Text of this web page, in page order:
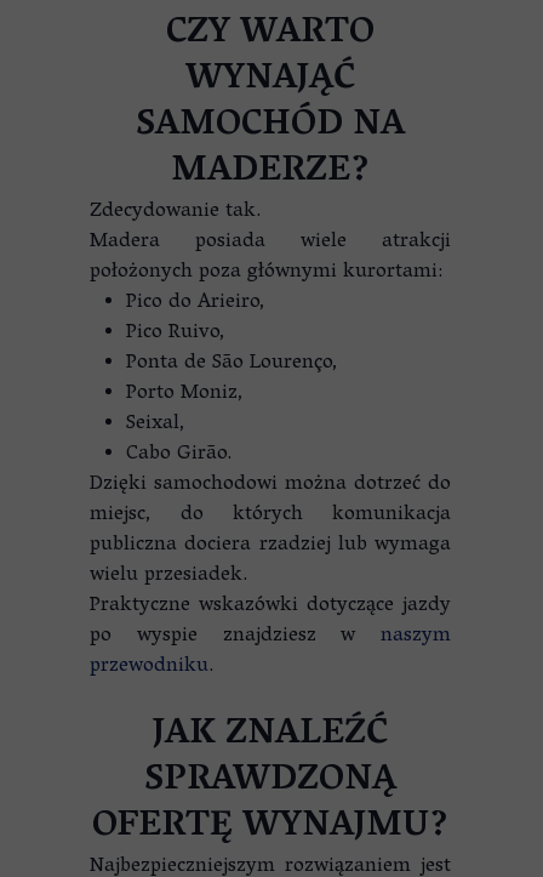
CZY WARTO
WYNAJĄĆ
SAMOCHÓD NA
MADERZE?
Zdecydowanie tak.
Madera posiada wiele atrakcji
położonych poza głównymi kurortami:
Pico do Arieiro,
Pico Ruivo,
Ponta de São Lourenço,
Porto Moniz,
Seixal,
Cabo Girão.
Dzięki samochodowi można dotrzeć do
miejsc, do których komunikacja
publiczna dociera rzadziej lub wymaga
wielu przesiadek.
Praktyczne wskazówki dotyczące jazdy
po wyspie znajdziesz w naszym
przewodniku.
JAK ZNALEŹĆ
SPRAWDZONĄ
OFERTĘ WYNAJMU?
Najbezpieczniejszym rozwiązaniem jest